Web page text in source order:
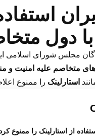
دول
مجلس شورای اسلامی ایران در جلسه علنی
متخاصم علیه امنیت و
استارلینک را ممنوع
از استارلینک را ممنوع